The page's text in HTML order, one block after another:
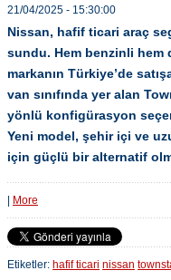
21/04/2025 - 15:30:00
Nissan, hafif ticari araç
sundu. Hem benzinli hem
markanın Türkiye’de
van sınıfında yer alan
yönlü konfigürasyon
Yeni model, şehir içi ve
için güçlü bir alternatif
More
Etiketler: hafif ticari nissan